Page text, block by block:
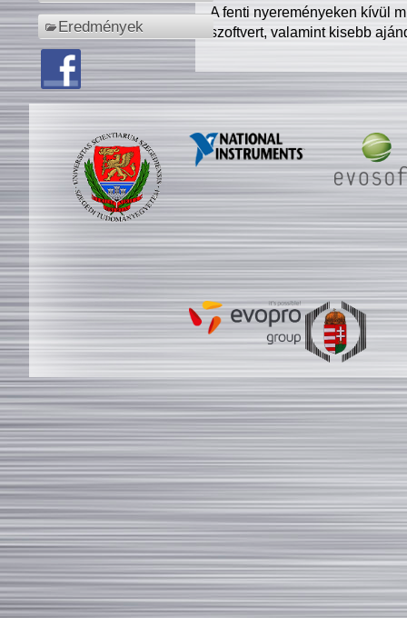
Eredmények
A fenti nyereményeken kívül
szoftvert, valamint kisebb